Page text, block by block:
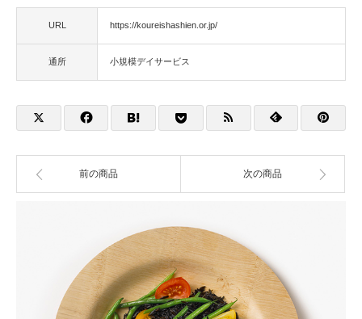
URL https://koureishashien.or.jp/
通所 小規模デイサービス
前の商品 次の商品